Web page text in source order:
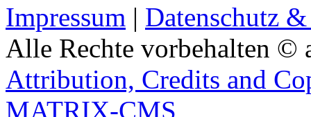
Impressum | Datenschutz
Alle Rechte vorbehalten ©
Attribution, Credits and
MATRIX-CMS